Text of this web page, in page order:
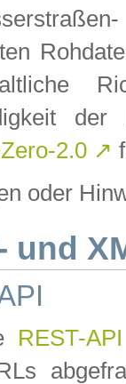
2.0 ↗
oder
und
REST-API